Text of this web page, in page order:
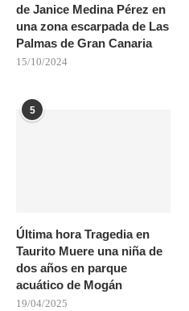
de Janice Medina Pérez en
una zona escarpada de Las
Palmas de Gran Canaria
15/10/2024
5
Última hora Tragedia en
Taurito Muere una niña de
dos años en parque
acuático de Mogán
19/04/2025